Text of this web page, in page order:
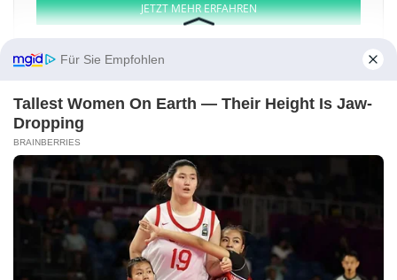
JETZT MEHR ERFAHREN
Aktien ATX DAX EuroStoxx 50 Dow Jones NASDAQ 100 Nikkei 225
Weitere Aktien:
Freehold Royalties Countrywide HBM Holdings
Churchill Capital a
Revium Recovery
Kontakt-Impressum-Werbung
Sitemap- Datenschutz-Disclaimer-AGB-Privatsphäre-Einstellungen
Für Sie Empfohlen
Tallest Women On Earth — Their Height Is Jaw-
Dropping
BRAINBERRIES